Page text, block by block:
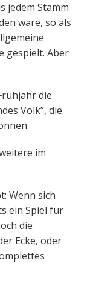
jedem Stamm
wäre, so als
gespielt. Aber
die
Volk”, die
im
Wenn sich
ein Spiel für
die
Ecke, oder